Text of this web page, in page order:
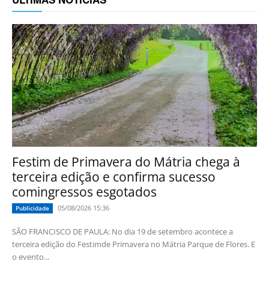
Festim de Primavera do Mátria chega à
terceira edição e confirma sucesso
comingressos esgotados
Publicidade 05/08/2026 15:36
SÃO FRANCISCO DE PAULA: No dia 19 de setembro acontece a
terceira edição do Festimde Primavera no Mátria Parque de Flores. E
o evento...